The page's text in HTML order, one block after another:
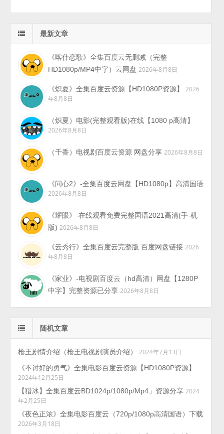
最新文章
《喀什恋歌》全集百度云无删减（完整
HD1080p/MP4中字）云网盘 2026年8月8日
《炽夏》全集百度云资源【HD1080P资源】
2026
年8月8日
（炽夏）电影(完整观看版)在线【1080 p高清】
2026年8月8日
（千香）电视剧百度云资源 网盘分享 2026年8月8日
《问心2》-全集百度云网盘【HD1080p】高清国语
2026年8月8日
《耀眼》-在线观看免费完整国语2021高清(手-机
版) 2026年8月8日
《云秀行》全集百度云完整版 百度网盘链接 2026
年8月8日
《家业》-电视剧百度云（hd高清）网盘【1280P
中字】完整资源已分享 2026年8月8日
随机文章
枪王剧情介绍（枪王电视剧演员介绍）
2024年7月13日
《不讨好的勇气》全集电影百度云资源【HD1080P资源】
2024年12月25日
【猎冰】全集百度云BD1024p/1080p/Mp4」资源分享 2024
年2月25日
《夜色正浓》全集电影百度云（720p/1080p高清国语）下载
2026年3月18日